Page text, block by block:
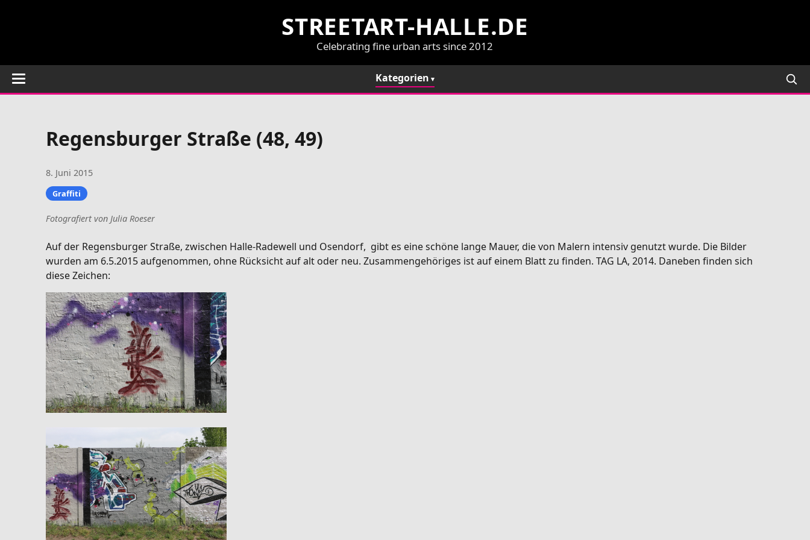
STREETART-HALLE.DE
Celebrating fine urban arts since 2012
Kategorien
Regensburger Straße (48, 49)
8. Juni 2015
Graffiti
Fotografiert von Julia Roeser
Auf der Regensburger Straße, zwischen Halle-Radewell und Osendorf, gibt es eine schöne lange Mauer, die von Malern intensiv genutzt wurde. Die Bilder
wurden am 6.5.2015 aufgenommen, ohne Rücksicht auf alt oder neu. Zusammengehöriges ist auf einem Blatt zu finden. TAG LA, 2014. Daneben finden sich
diese Zeichen: